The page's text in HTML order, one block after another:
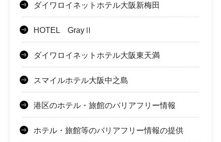
ダイワロイネットホテル大阪新梅田
HOTEL GrayⅡ
ダイワロイネットホテル大阪東天満
スマイルホテル大阪中之島
港区のホテル・旅館のバリアフリー情報
ホテル・旅館等のバリアフリー情報の提供